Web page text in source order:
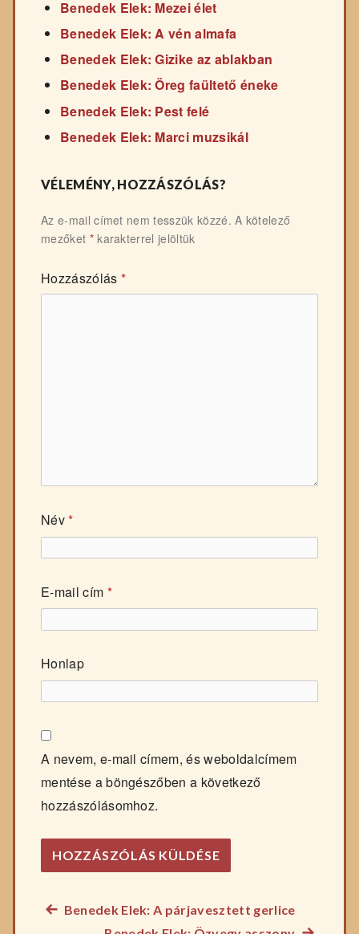
Benedek Elek: Mezei élet
Benedek Elek: A vén almafa
Benedek Elek: Gizike az ablakban
Benedek Elek: Öreg faültető éneke
Benedek Elek: Pest felé
Benedek Elek: Marci muzsikál
VÉLEMÉNY, HOZZÁSZÓLÁS?
Az e-mail címet nem tesszük közzé. A kötelező
mezőket *karakterrel jelöltük
Hozzászólás *
Név*
E-mail cím *
Honlap
A nevem, e-mail címem, és weboldalcímem
mentése a böngészőben a következő
hozzászólásomhoz.
Bejegyzés
Előző
Benedek Elek: A párjavesztett gerlice